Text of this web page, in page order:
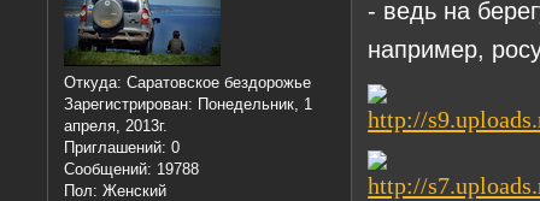
Откуда: Саратовское бездорожье
Зарегистрирован: Понедельник, 1
апреля, 2013г.
Приглашений: 0
Сообщений: 19788
Пол: Женский
- ведь на
например,